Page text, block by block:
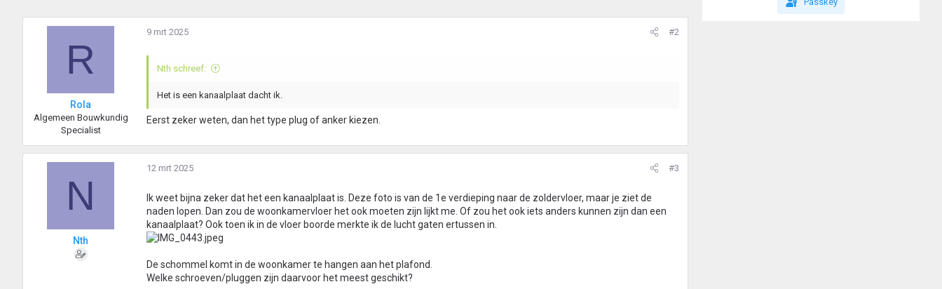
R
Rola
Algemeen Bouwkundig
Specialist
9 mrt 2025 #2
Nth schreef:
Het is een kanaalplaat dacht ik.
Eerst zeker weten, dan het type plug of anker kiezen.
N
Nth
12 mrt 2025 #3
Ik weet bijna zeker dat het een kanaalplaat is. Deze foto is van de 1e verdieping naar de zoldervloer, maar je ziet de
naden lopen. Dan zou de woonkamervloer het ook moeten zijn lijkt me. Of zou het ook iets anders kunnen zijn dan een
kanaalplaat? Ook toen ik in de vloer boorde merkte ik de lucht gaten ertussen in.
De schommel komt in de woonkamer te hangen aan het plafond.
Welke schroeven/pluggen zijn daarvoor het meest geschikt?